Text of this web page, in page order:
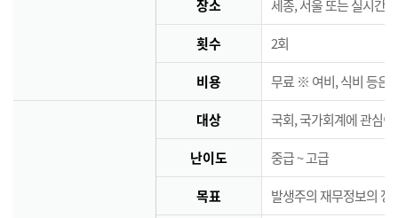
장소 세종, 서울 또는 실시간
횟수 2회
비용 무료 ※ 여비, 식비 등은
대상 국회, 국가회계에 관심
난이도 중급 ~ 고급
목표 발생주의 재무정보의 정